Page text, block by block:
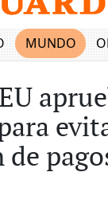
MUNDO
de